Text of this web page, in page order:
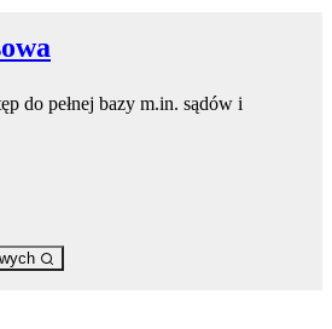
do pełnej bazy m.in. sądów i